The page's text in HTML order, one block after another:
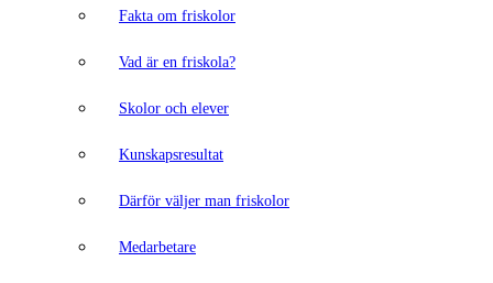
Fakta om friskolor
Vad är en friskola?
Skolor och elever
Kunskapsresultat
Därför väljer man friskolor
Medarbetare